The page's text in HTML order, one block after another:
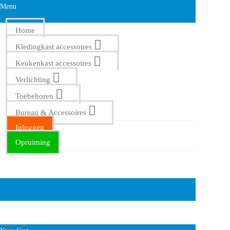
Menu
Home
Kledingkast accessoires
Keukenkast accessoires
Verlichting
Toebehoren
Bureau & Accessoires
Inloggen
Opruiming